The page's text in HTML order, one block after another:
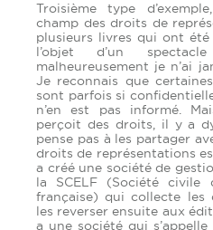
Troisième type
champ des droits de
plusieurs livres qui ont
l’objet d’un
malheureusement je n’ai
Je reconnais que
sont parfois si
n’en est pas informé.
perçoit des droits, il y a
pense pas à les partager
droits de représentations
a créé une société de
la SCELF (Société civile
française) qui collecte les
les reverser ensuite aux
a une société qui